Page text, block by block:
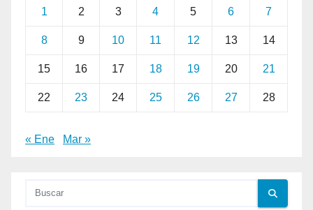
1 2 3 4 5 6 7
8 9 10 11 12 13 14
15 16 17 18 19 20 21
22 23 24 25 26 27 28
« Ene Mar »